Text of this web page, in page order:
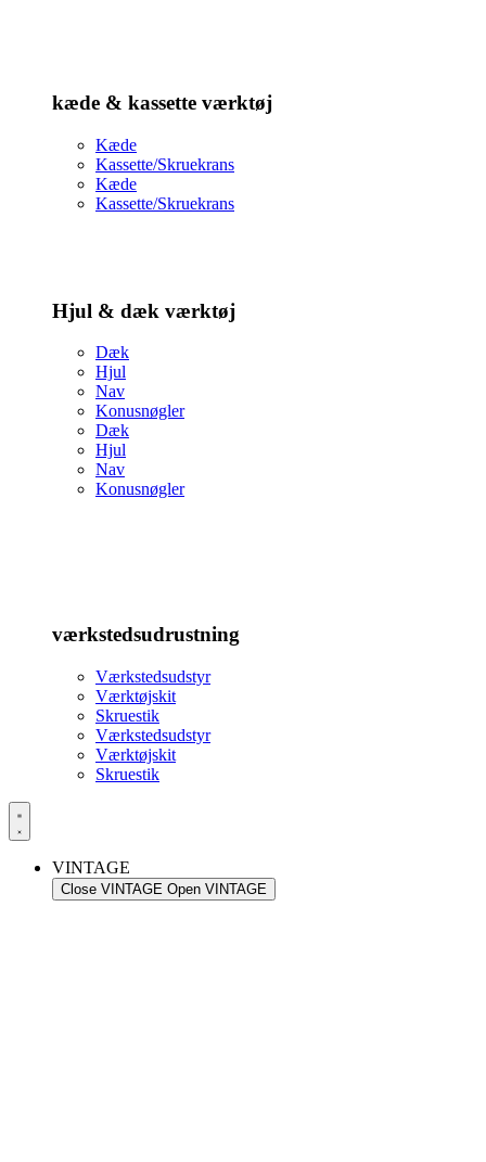
kæde & kassette værktøj
Kæde
Kassette/Skruekrans
Kæde
Kassette/Skruekrans
Hjul & dæk værktøj
Dæk
Hjul
Nav
Konusnøgler
Dæk
Hjul
Nav
Konusnøgler
værkstedsudrustning
Værkstedsudstyr
Værktøjskit
Skruestik
Værkstedsudstyr
Værktøjskit
Skruestik
VINTAGE
Close VINTAGE Open VINTAGE